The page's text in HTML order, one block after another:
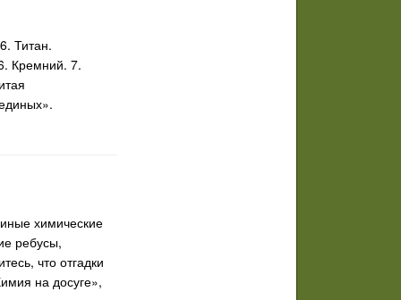
Титан.
Кремний. 7.
химические
ребусы,
что отгадки
на досуге»,